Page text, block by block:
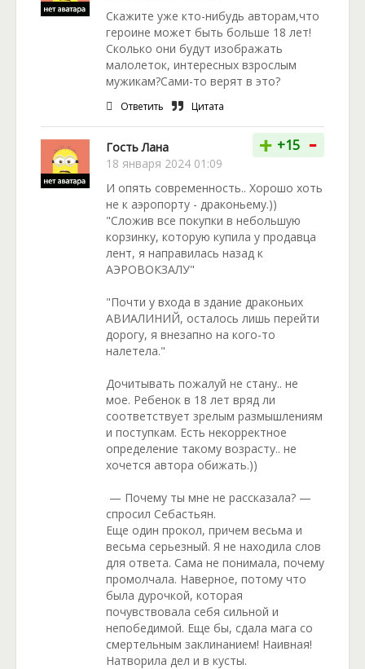
Скажите уже кто-нибудь авторам,что
героине может быть больше 18 лет!
Сколько они будут изображать
малолеток, интересных взрослым
мужикам?Сами-то верят в это?
Ответить Цитата
Гость Лана
18 января 2024 01:09
+ +15 -
И опять современность.. Хорошо хоть
не к аэропорту - драконьему.))
"Сложив все покупки в небольшую
корзинку, которую купила у продавца
лент, я направилась назад к
АЭРОВОКЗАЛУ"
"Почти у входа в здание драконьих
АВИАЛИНИЙ, осталось лишь перейти
дорогу, я внезапно на кого-то
налетела."
Дочитывать пожалуй не стану.. не
мое. Ребенок в 18 лет вряд ли
соответствует зрелым размышлениям
и поступкам. Есть некорректное
определение такому возрасту.. не
хочется автора обижать.))
— Почему ты мне не рассказала? —
спросил Себастьян.
Еще один прокол, причем весьма и
весьма серьезный. Я не находила слов
для ответа. Сама не понимала, почему
промолчала. Наверное, потому что
была дурочкой, которая
почувствовала себя сильной и
непобедимой. Еще бы, сдала мага со
смертельным заклинанием! Наивная!
Натворила дел и в кусты.